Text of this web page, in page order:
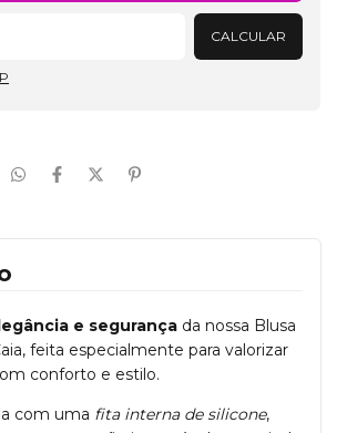
CALCULAR
e segurança da nossa Blusa
feita especialmente para valorizar
conforto e estilo.
com uma fita interna de silicone,